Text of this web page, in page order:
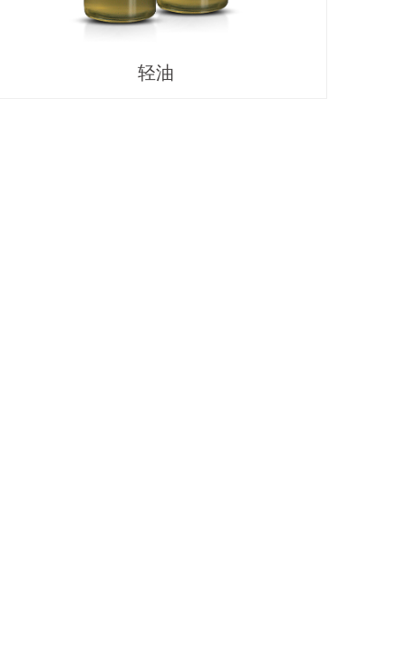
热情、昂扬的斗志、精湛的技艺，展现自己的风采
和实力。通过这次大赛的锻炼和比拼，大家一定能
神上得到一次深刻的洗礼和升华。
轻油